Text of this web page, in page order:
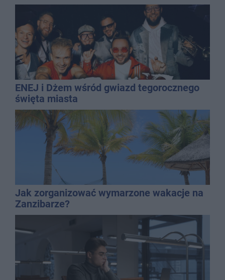
ENEJ i Dżem wśród gwiazd tegorocznego
święta miasta
Jak zorganizować wymarzone wakacje na
Zanzibarze?